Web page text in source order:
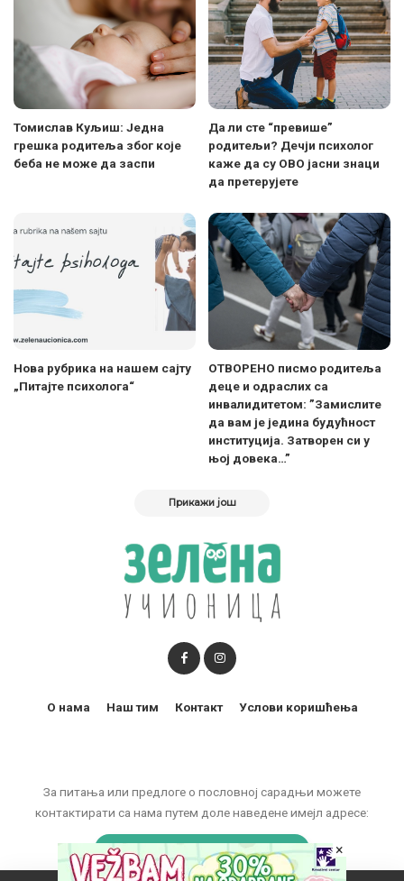
Томислав Куљиш: Једна
грешка родитеља због које
беба не може да заспи
Да ли сте “превише”
родитељи? Дечји психолог
каже да су ОВО јасни знаци
да претерујете
Нова рубрика на нашем сајту
„Питајте психолога“
ОТВОРЕНО писмо родитеља
деце и одраслих са
инвалидитетом: ”Замислите
да вам је једина будућност
институција. Затворен си у
њој довека…”
Прикажи још
За питања или предлоге о пословној сарадњи можете
контактирати са нама путем доле наведене имејл адресе:
marketing@zelenaucionica.com
О нама Наш тим Контакт Услови коришћења
×